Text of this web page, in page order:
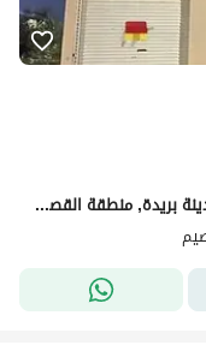
فيلا للإيجار في شارع الاشكوري, حي الروضة, مدينة بريدة, منطقة القصيم